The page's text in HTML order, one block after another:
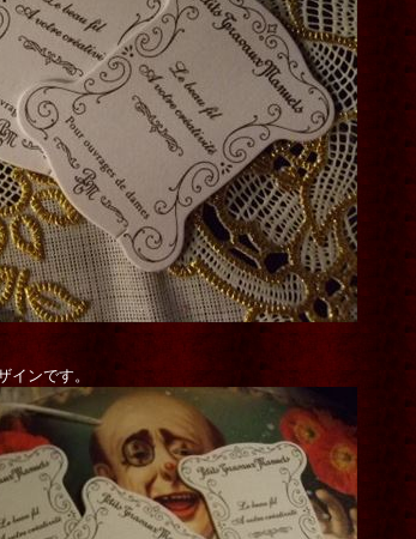
インです。